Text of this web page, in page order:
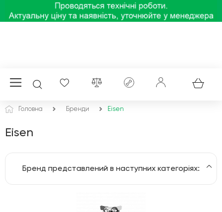
Головна Бренди Eisen
Eisen
Бренд представлений в наступних категоріях: